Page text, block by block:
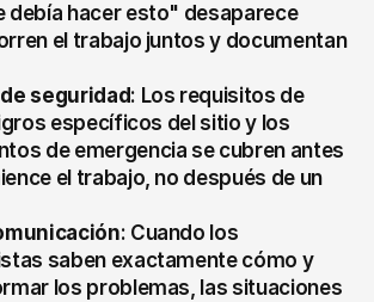
debía hacer esto" desaparece
el trabajo juntos y documentan
seguridad: Los requisitos de
específicos del sitio y los
de emergencia se cubren antes
el trabajo, no después de un
: Cuando los
saben exactamente cómo y
los problemas, las situaciones